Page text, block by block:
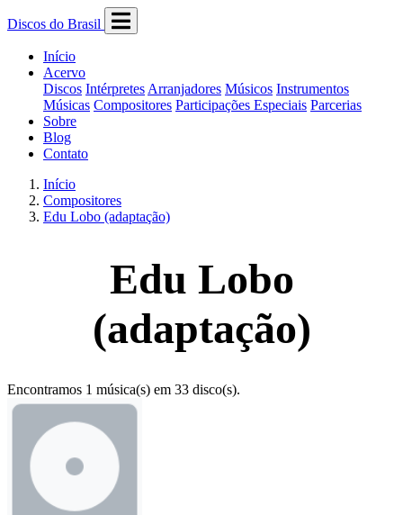
Discos do Brasil
Início
Acervo
Discos Intérpretes Arranjadores Músicos Instrumentos
Músicas Compositores Participações Especiais Parcerias
Sobre
Blog
Contato
Início
Compositores
Edu Lobo (adaptação)
Edu Lobo
(adaptação)
Encontramos 1 música(s) em 33 disco(s).